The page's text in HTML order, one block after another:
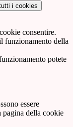
i cookies
consentire.
funzionamento della
potete
essere
pagina della cookie